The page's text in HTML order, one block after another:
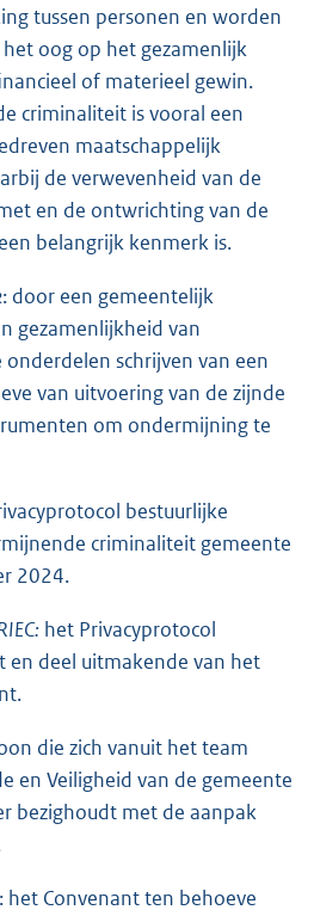
tussen personen en worden
oog op het gezamenlijk
of materieel gewin.
criminaliteit is vooral een
maatschappelijk
de verwevenheid van de
en de ontwrichting van de
belangrijk kenmerk is.
: door een gemeentelijk
gezamenlijkheid van
schrijven van een
van uitvoering van de zijnde
om ondermijning te
bestuurlijke
criminaliteit gemeente
2024.
het Privacyprotocol
en deel uitmakende van het
die zich vanuit het team
en Veiligheid van de gemeente
bezighoudt met de aanpak
: het Convenant ten behoeve